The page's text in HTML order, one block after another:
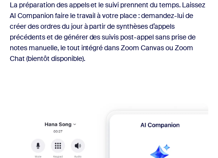
La préparation des appels et le suivi prennent du temps. Laissez
AI Companion faire le travail à votre place : demandez-lui de
créer des ordres du jour à partir de synthèses d’appels
précédents et de générer des suivis post-appel sans prise de
notes manuelle, le tout intégré dans Zoom Canvas ou Zoom
Chat (bientôt disponible).